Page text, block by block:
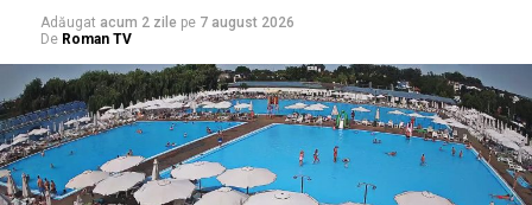
Adăugat acum 2 zile pe 7 august 2026
De Roman TV